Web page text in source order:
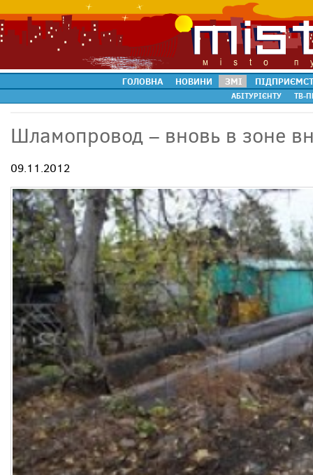
ГОЛОВНА НОВИНИ ЗМІ
АБІТУРІЄНТУ ТВ-
Шламопровод – вновь в зоне
09.11.2012